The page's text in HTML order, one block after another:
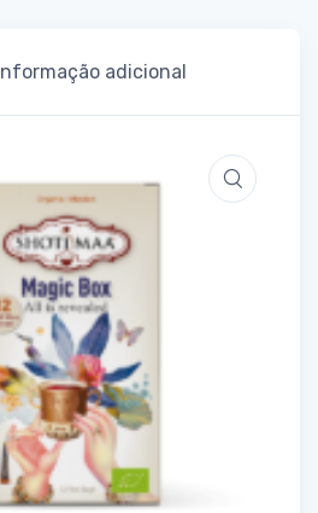
Informação adicional